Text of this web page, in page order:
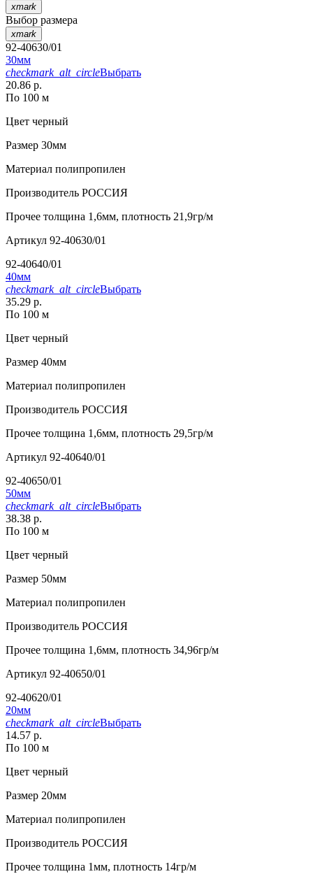
xmark
Выбор размера
xmark
92-40630/01
30мм
checkmark_alt_circleВыбрать
20.86 р.
По 100 м
Цвет черный
Размер 30мм
Материал полипропилен
Производитель РОССИЯ
Прочее толщина 1,6мм, плотность 21,9гр/м
Артикул 92-40630/01
92-40640/01
40мм
checkmark_alt_circleВыбрать
35.29 р.
По 100 м
Цвет черный
Размер 40мм
Материал полипропилен
Производитель РОССИЯ
Прочее толщина 1,6мм, плотность 29,5гр/м
Артикул 92-40640/01
92-40650/01
50мм
checkmark_alt_circleВыбрать
38.38 р.
По 100 м
Цвет черный
Размер 50мм
Материал полипропилен
Производитель РОССИЯ
Прочее толщина 1,6мм, плотность 34,96гр/м
Артикул 92-40650/01
92-40620/01
20мм
checkmark_alt_circleВыбрать
14.57 р.
По 100 м
Цвет черный
Размер 20мм
Материал полипропилен
Производитель РОССИЯ
Прочее толщина 1мм, плотность 14гр/м